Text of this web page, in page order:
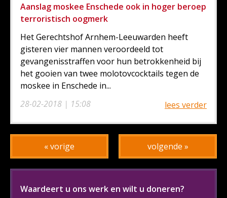
Aanslag moskee Enschede ook in hoger beroep
terroristisch oogmerk
28-02-2018 | 15:08
Het Gerechtshof Arnhem-Leeuwarden heeft
gisteren vier mannen veroordeeld tot
gevangenisstraffen voor hun betrokkenheid bij
het gooien van twee molotovcocktails tegen de
moskee in Enschede in...
lees verder
« vorige volgende »
Waardeert u ons werk en wilt u doneren?